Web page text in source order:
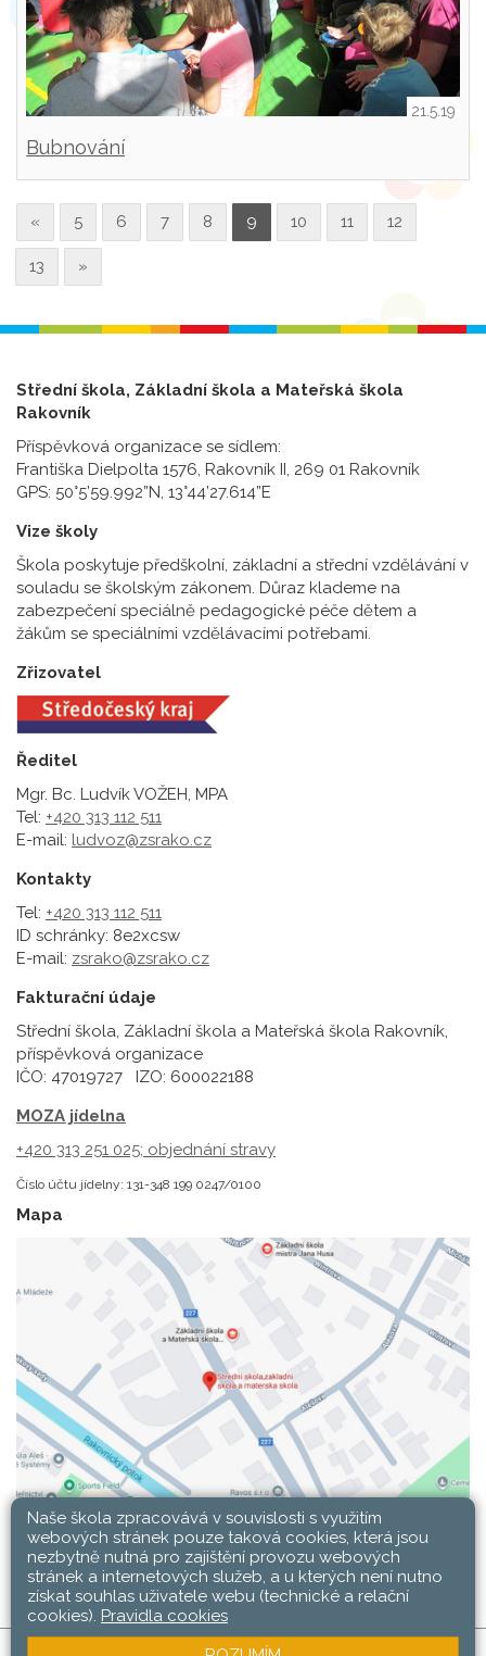
21.5.19
Bubnování
« 5 6 7 8 9 10 11 12
13 »
Střední škola, Základní škola a Mateřská škola
Rakovník
Příspěvková organizace se sídlem:
Františka Dielpolta 1576, Rakovník II, 269 01 Rakovník
GPS: 50°5’59.992”N, 13°44’27.614”E
Vize školy
Škola poskytuje předškolní, základní a střední vzdělávání v
souladu se školským zákonem. Důraz klademe na
zabezpečení speciálně pedagogické péče dětem a
žákům se speciálními vzdělávacími potřebami.
Zřizovatel
Ředitel
Mgr. Bc. Ludvík VOŽEH, MPA
Tel: +420 313 112 511
E-mail: ludvoz@zsrako.cz
Kontakty
Tel: +420 313 112 511
ID schránky: 8e2xcsw
E-mail: zsrako@zsrako.cz
Fakturační údaje
Střední škola, Základní škola a Mateřská škola Rakovník,
příspěvková organizace
IČO: 47019727 IZO: 600022188
MOZA jídelna
+420 313 251 025; objednání stravy
Číslo účtu jídelny: 131-348 199 0247/0100
Mapa
Naše škola zpracovává v souvislosti s využitím
webových stránek pouze taková cookies, která jsou
nezbytně nutná pro zajištění provozu webových
stránek a internetových služeb, a u kterých není nutno
získat souhlas uživatele webu (technické a relační
cookies). Pravidla cookies